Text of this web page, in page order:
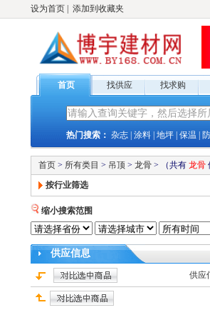
设为首页 添加到收藏夹
首页 找供应 找求购
热门搜索： 杂志 涂料 地坪 保温
首页 > 所有类目 > 吊顶 > 龙骨 > （共有 龙骨
按行业筛选
缩小搜索范围
供应信息
供应